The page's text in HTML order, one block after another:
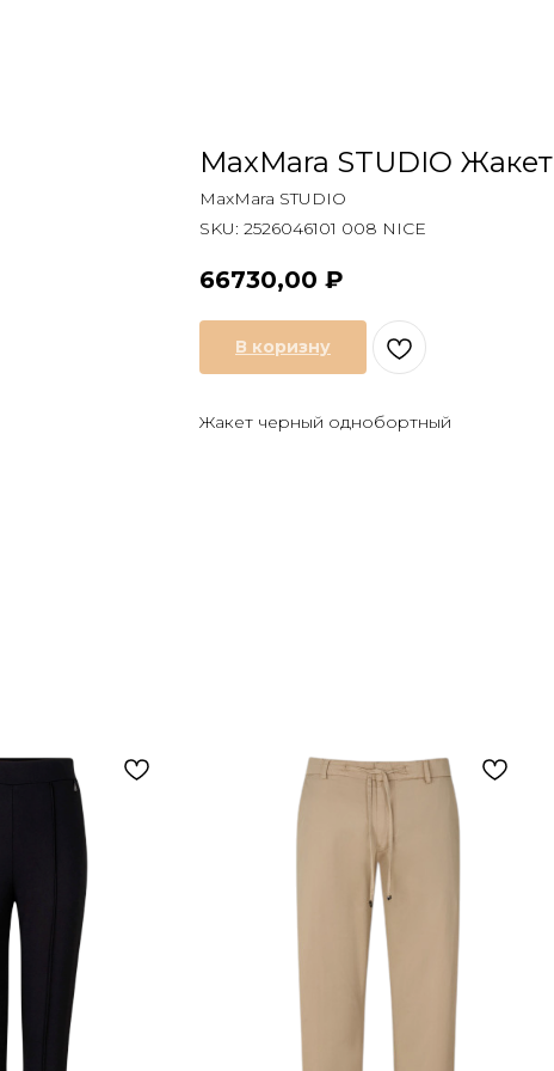
MaxMara STUDIO Жакет
MaxMara STUDIO
SKU: 2526046101 008 NICE
66730,00 ₽
В коризну
Жакет черный однобортный